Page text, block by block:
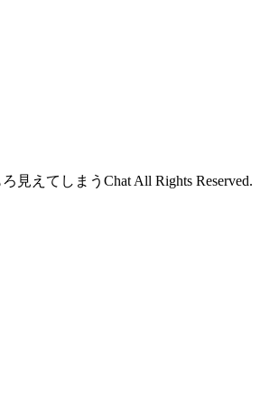
見えてしまうChat All Rights Reserved.